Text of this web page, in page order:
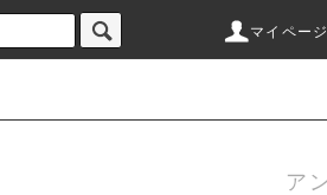
マイページ
ア